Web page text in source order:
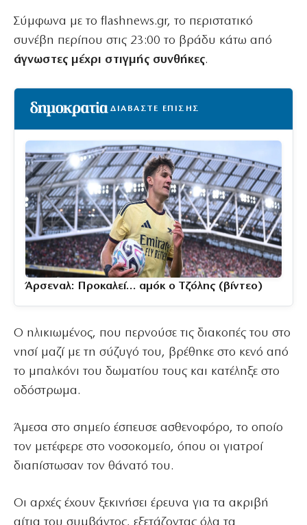
Σύμφωνα με το flashnews.gr, το περιστατικό
συνέβη περίπου στις 23:00 το βράδυ κάτω από
άγνωστες μέχρι στιγμής συνθήκες.
ΔΙΑΒΑΣΤΕ ΕΠΙΣΗΣ
Άρσεναλ: Προκαλεί… αμόκ ο Τζόλης (βίντεο)
Ο ηλικιωμένος, που περνούσε τις διακοπές του στο
νησί μαζί με τη σύζυγό του, βρέθηκε στο κενό από
το μπαλκόνι του δωματίου τους και κατέληξε στο
οδόστρωμα.
Άμεσα στο σημείο έσπευσε ασθενοφόρο, το οποίο
τον μετέφερε στο νοσοκομείο, όπου οι γιατροί
διαπίστωσαν τον θάνατό του.
Οι αρχές έχουν ξεκινήσει έρευνα για τα ακριβή